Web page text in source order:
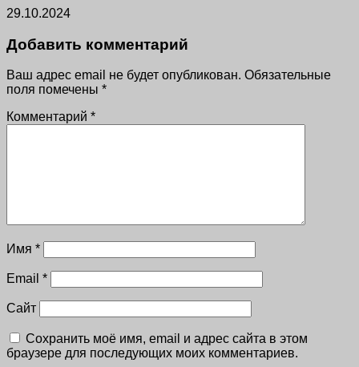
29.10.2024
Добавить комментарий
Ваш адрес email не будет опубликован. Обязательные
поля помечены *
Комментарий *
Имя *
Email *
Сайт
Сохранить моё имя, email и адрес сайта в этом
браузере для последующих моих комментариев.